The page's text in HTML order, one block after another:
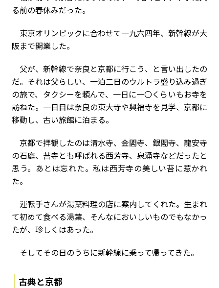
る前の春休みだった。
東京オリンピックに合わせて一九六四年、新幹線が大
阪まで開業した。
父が、新幹線で奈良と京都に行こう、と言い出したの
だ。それは父らしい、一泊二日のウルトラ盛り込み過ぎ
の旅で、タクシーを頼んで、一日に一〇くらいもお寺を
訪ねた。一日目は奈良の東大寺や興福寺を見学、京都に
移動し、古い旅館に泊まる。
京都で拝観したのは清水寺、金閣寺、銀閣寺、龍安寺
の石庭、苔寺とも呼ばれる西芳寺、泉涌寺などだったと
思う。あとは忘れた。私は西芳寺の美しい苔に惹かれ
た。
運転手さんが湯葉料理の店に案内してくれた。生まれ
て初めて食べる湯葉、そんなにおいしいものでもなかっ
たが、珍しくはあった。
そしてその日のうちに新幹線に乗って帰ってきた。
古典と京都